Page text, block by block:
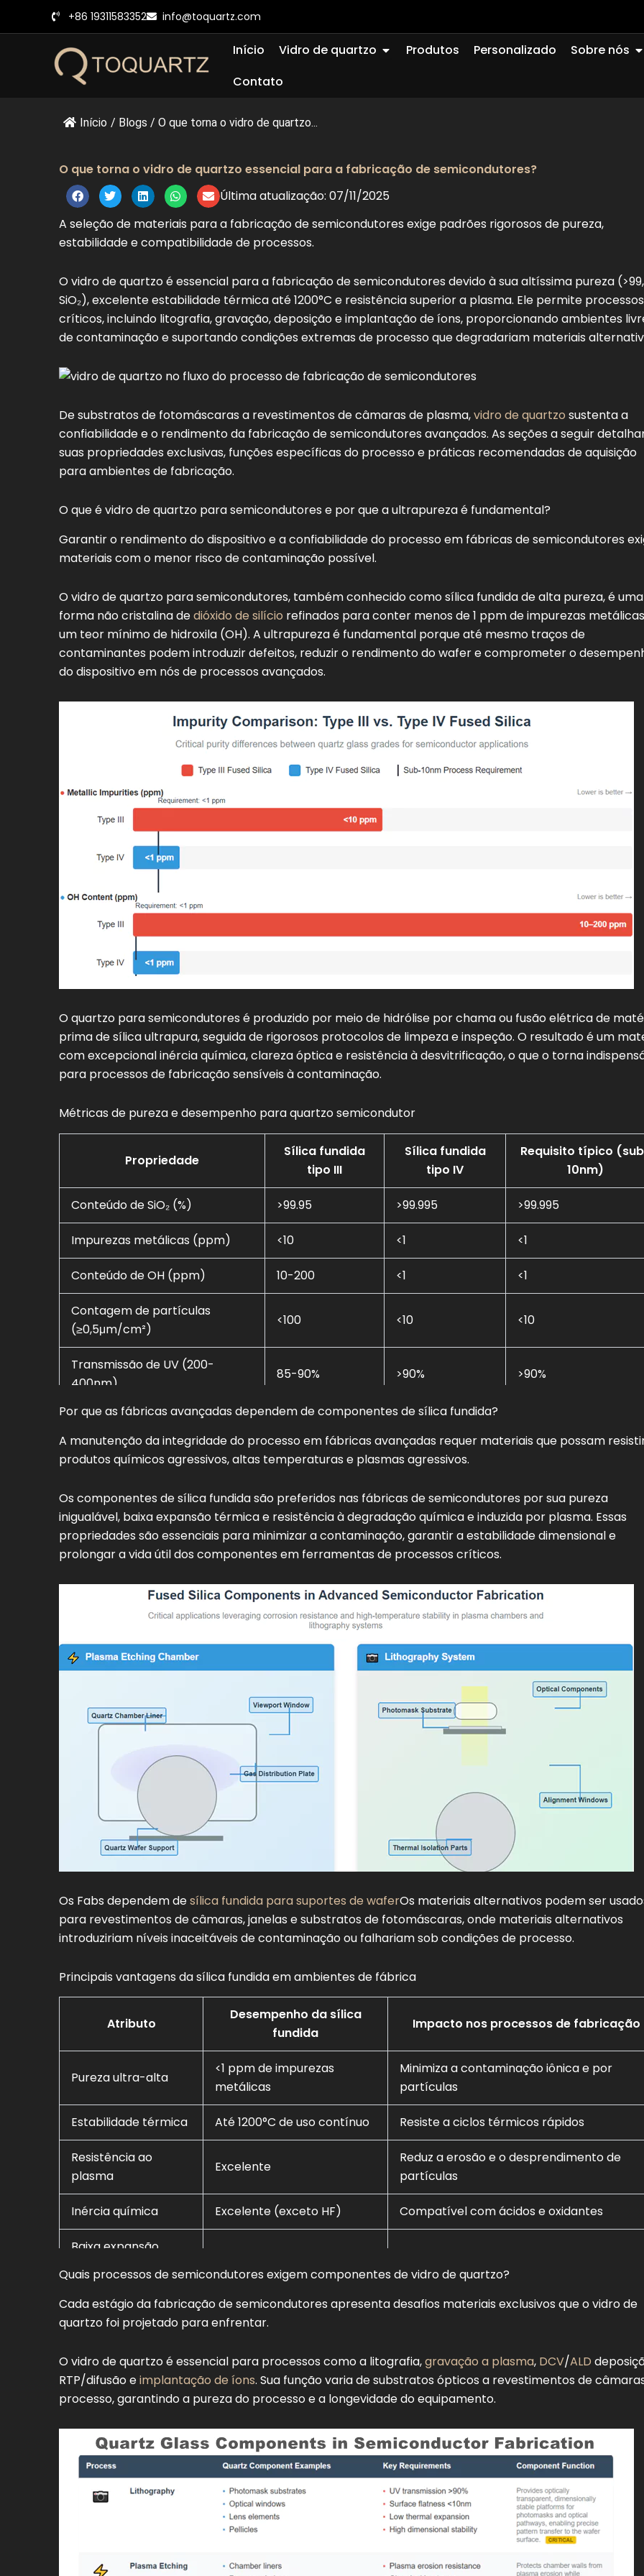
+86 19311583352 info@toquartz.com
Início Vidro de quartzo Abrir Quartz Glass
Produtos Personalizado Sobre nós
Contato
Início / Blogs / O que torna o vidro de quartzo...
O que torna o vidro de quartzo essencial para a fabricação de semicondutores?
Última atualização: 07/11/2025
A seleção de materiais para a fabricação de semicondutores exige padrões rigorosos de pureza,
estabilidade e compatibilidade de processos.
O vidro de quartzo é essencial para a fabricação de semicondutores devido à sua altíssima pureza
SiO₂), excelente estabilidade térmica até 1200°C e resistência superior a plasma. Ele permite processos
críticos, incluindo litografia, gravação, deposição e implantação de íons, proporcionando ambientes
de contaminação e suportando condições extremas de processo que degradariam materiais
De substratos de fotomáscaras a revestimentos de câmaras de plasma,vidro de quartzo sustenta a
confiabilidade e o rendimento da fabricação de semicondutores avançados. As seções a seguir
suas propriedades exclusivas, funções específicas do processo e práticas recomendadas de aquisição
para ambientes de fabricação.
O que é vidro de quartzo para semicondutores e por que a ultrapureza é fundamental?
Garantir o rendimento do dispositivo e a confiabilidade do processo em fábricas de semicondutores
materiais com o menor risco de contaminação possível.
O vidro de quartzo para semicondutores, também conhecido como sílica fundida de alta pureza, é uma
forma não cristalina dedióxido de silício refinados para conter menos de 1 ppm de impurezas
um teor mínimo de hidroxila (OH). A ultrapureza é fundamental porque até mesmo traços de
contaminantes podem introduzir defeitos, reduzir o rendimento do wafer e comprometer o
do dispositivo em nós de processos avançados.
O quartzo para semicondutores é produzido por meio de hidrólise por chama ou fusão elétrica de
prima de sílica ultrapura, seguida de rigorosos protocolos de limpeza e inspeção. O resultado é um
com excepcional inércia química, clareza óptica e resistência à desvitrificação, o que o torna
para processos de fabricação sensíveis à contaminação.
Métricas de pureza e desempenho para quartzo semicondutor
Propriedade
Sílica fundida
tipo III
Sílica fundida
tipo IV
Requisito típico
10nm)
Conteúdo de SiO₂ (%) >99.95 >99.995 >99.995
Impurezas metálicas (ppm) <10 <1 <1
Conteúdo de OH (ppm) 10-200 <1 <1
Contagem de partículas
(≥0,5μm/cm²)
<100 <10 <10
Transmissão de UV (200-
400nm)
85-90% >90% >90%
Por que as fábricas avançadas dependem de componentes de sílica fundida?
A manutenção da integridade do processo em fábricas avançadas requer materiais que possam
produtos químicos agressivos, altas temperaturas e plasmas agressivos.
Os componentes de sílica fundida são preferidos nas fábricas de semicondutores por sua pureza
inigualável, baixa expansão térmica e resistência à degradação química e induzida por plasma. Essas
propriedades são essenciais para minimizar a contaminação, garantir a estabilidade dimensional e
prolongar a vida útil dos componentes em ferramentas de processos críticos.
Os Fabs dependem desílica fundida para suportes de waferOs materiais alternativos podem ser
para revestimentos de câmaras, janelas e substratos de fotomáscaras, onde materiais alternativos
introduziriam níveis inaceitáveis de contaminação ou falhariam sob condições de processo.
Principais vantagens da sílica fundida em ambientes de fábrica
Atributo
Desempenho da sílica
fundida
Impacto nos processos de fabricação
Pureza ultra-alta
<1 ppm de impurezas
metálicas
Minimiza a contaminação iônica e por
partículas
Estabilidade térmica Até 1200°C de uso contínuo Resiste a ciclos térmicos rápidos
Resistência ao
plasma
Excelente
Reduz a erosão e o desprendimento de
partículas
Inércia química Excelente (exceto HF) Compatível com ácidos e oxidantes
Baixa expansão
Clareza óptica >90% Transmissão UV Permite fotolitografia, metrologia
Quais processos de semicondutores exigem componentes de vidro de quartzo?
Cada estágio da fabricação de semicondutores apresenta desafios materiais exclusivos que o vidro de
quartzo foi projetado para enfrentar.
O vidro de quartzo é essencial para processos como a litografia,gravação a plasma, DCV/ALD
RTP/difusão eimplantação de íons. Sua função varia de substratos ópticos a revestimentos de
processo, garantindo a pureza do processo e a longevidade do equipamento.